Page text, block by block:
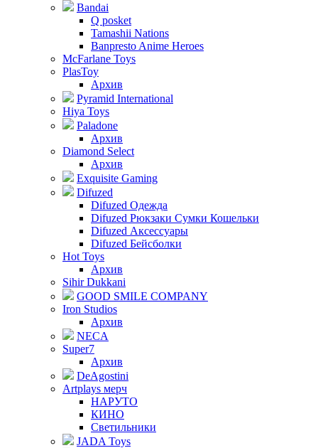
Bandai
Q posket
Tamashii Nations
Banpresto Anime Heroes
McFarlane Toys
PlasToy
Архив
Pyramid International
Hiya Toys
Paladone
Архив
Diamond Select
Архив
Exquisite Gaming
Difuzed
Difuzed Одежда
Difuzed Рюкзаки Сумки Кошельки
Difuzed Аксессуары
Difuzed Бейсболки
Hot Toys
Архив
Sihir Dukkani
GOOD SMILE COMPANY
Iron Studios
Архив
NECA
Super7
Архив
DeAgostini
Artplays мерч
НАРУТО
КИНО
Светильники
JADA Toys